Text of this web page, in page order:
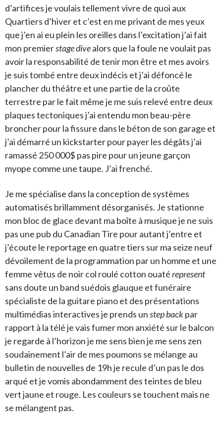
d’artifices je voulais tellement vivre de quoi aux
Quartiers d’hiver et c’est en me privant de mes yeux
que j’en ai eu plein les oreilles dans l’excitation j’ai fait
mon premierstage divealors que la foule ne voulait pas
avoir la responsabilité de tenir mon être et mes avoirs
je suis tombé entre deux indécis et j’ai défoncé le
plancher du théâtre et une partie de la croûte
terrestre par le fait même je me suis relevé entre deux
plaques tectoniques j’ai entendu mon beau-père
broncher pour la fissure dans le béton de son garage et
j’ai démarré un kickstarter pour payer les dégâts j’ai
ramassé 250 000$ pas pire pour un jeune garçon
myope comme une taupe. J’ai frenché.
Je me spécialise dans la conception de systèmes
automatisés brillamment désorganisés. Je stationne
mon bloc de glace devant ma boîte à musique je ne suis
pas une pub du Canadian Tire pour autant j’entre et
j’écoute le reportage en quatre tiers sur ma seize neuf
dévoilement de la programmation par un homme et une
femme vêtus de noir col roulé cotton ouatérepresent
sans doute un band suédois glauque et funéraire
spécialiste de la guitare piano et des présentations
multimédias interactives je prends unstep backpar
rapport à la télé je vais fumer mon anxiété sur le balcon
je regarde à l’horizon je me sens bien je me sens zen
soudainement l’air de mes poumons se mélange au
bulletin de nouvelles de 19h je recule d’un pas le dos
arqué et je vomis abondamment des teintes de bleu
vert jaune et rouge. Les couleurs se touchent mais ne
se mélangent pas.